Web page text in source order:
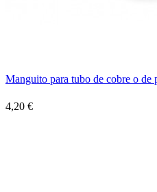
Manguito para tubo de cobre o de
4,20 €